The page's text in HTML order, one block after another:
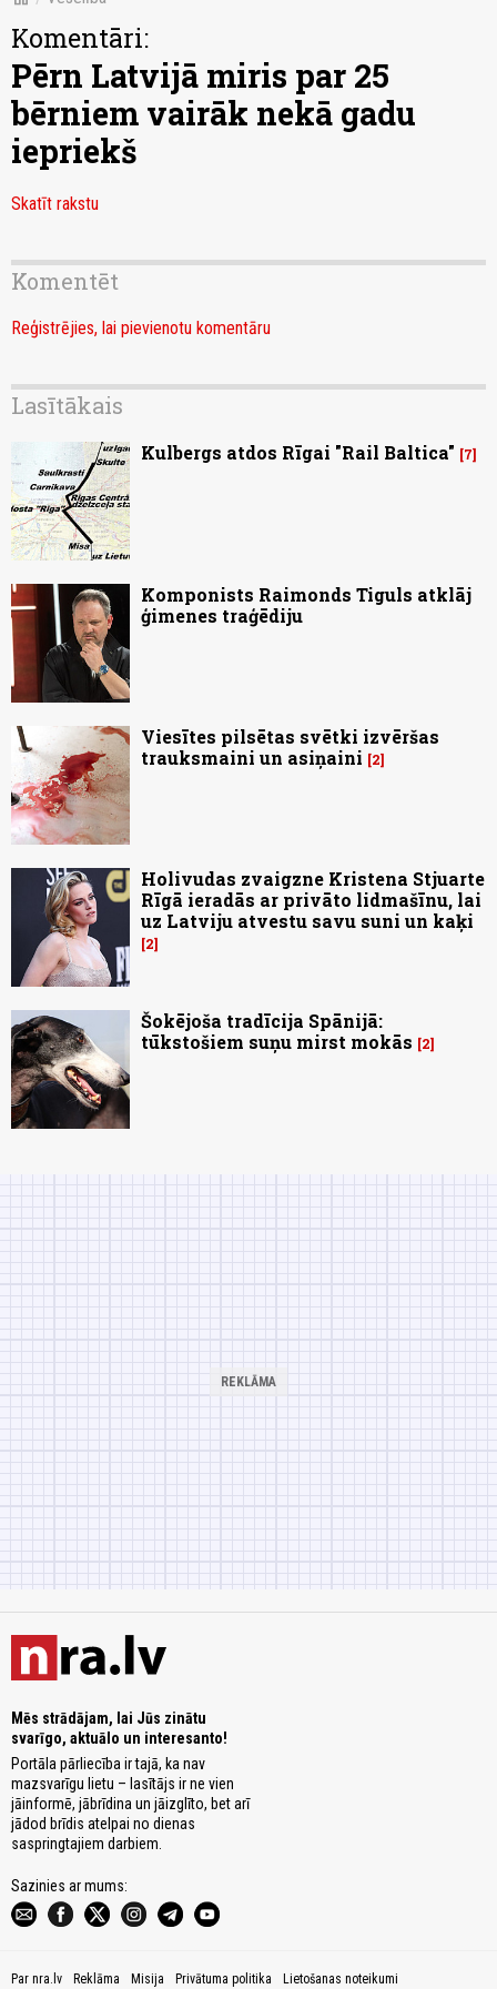
Komentāri:
Pērn Latvijā miris par 25
bērniem vairāk nekā gadu
iepriekš
Skatīt rakstu
Komentēt
Reģistrējies, lai pievienotu komentāru
Lasītākais
Kulbergs atdos Rīgai "Rail Baltica" 7
Komponists Raimonds Tiguls atklāj
ģimenes traģēdiju
Viesītes pilsētas svētki izvēršas
trauksmaini un asiņaini
2
Holivudas zvaigzne Kristena Stjuarte
Rīgā ieradās ar privāto lidmašīnu, lai
uz Latviju atvestu savu suni un kaķi
2
Šokējoša tradīcija Spānijā:
tūkstošiem suņu mirst mokās
2
Mēs strādājam, lai Jūs zinātu
svarīgo, aktuālo un interesanto!
Portāla pārliecība ir tajā, ka nav
mazsvarīgu lietu – lasītājs ir ne vien
jāinformē, jābrīdina un jāizglīto, bet arī
jādod brīdis atelpai no dienas
saspringtajiem darbiem.
Sazinies ar mums:
Par nra.lv Reklāma Misija Privātuma politika Lietošanas noteikumi